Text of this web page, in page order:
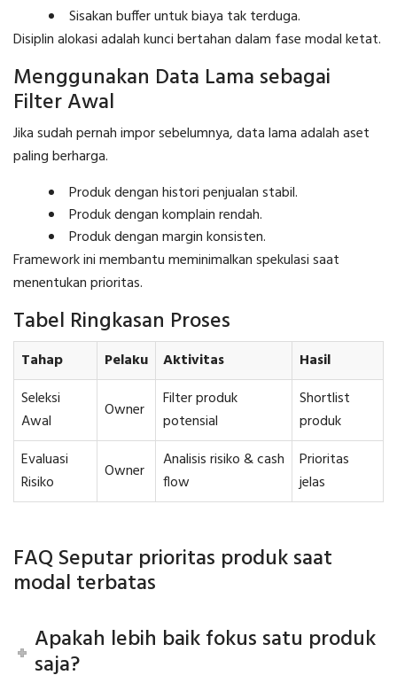
Sisakan buffer untuk biaya tak terduga.
Disiplin alokasi adalah kunci bertahan dalam fase modal ketat.
Menggunakan Data Lama sebagai
Filter Awal
Jika sudah pernah impor sebelumnya, data lama adalah aset
paling berharga.
Produk dengan histori penjualan stabil.
Produk dengan komplain rendah.
Produk dengan margin konsisten.
Framework ini membantu meminimalkan spekulasi saat
menentukan prioritas.
Tabel Ringkasan Proses
Tahap Pelaku Aktivitas
Hasil
Seleksi
Awal
Owner
Filter produk
potensial
Shortlist
produk
Evaluasi
Risiko
Owner
Analisis risiko & cash
flow
Prioritas
jelas
FAQ Seputar prioritas produk saat
modal terbatas
Apakah lebih baik fokus satu produk
saja?